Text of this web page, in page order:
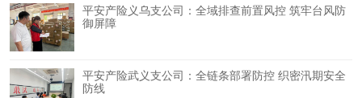
平安产险义乌支公司：全域排查前置风控 筑牢台风防
御屏障
平安产险武义支公司：全链条部署防控 织密汛期安全
防线